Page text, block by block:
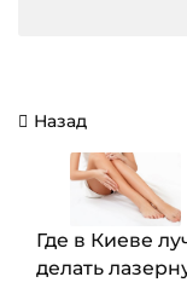
Навигация
записям
Назад
Где в Киеве
делать